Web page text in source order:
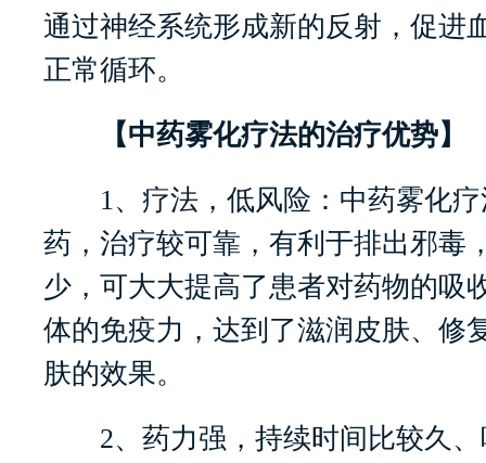
通过神经系统形成新的反射，促进
正常循环。
【中药雾化疗法的治疗优势】
1、疗法，低风险：中药雾化疗
药，治疗较可靠，有利于排出邪毒
少，可大大提高了患者对药物的吸
体的免疫力，达到了滋润皮肤、修
肤的效果。
2、药力强，持续时间比较久、